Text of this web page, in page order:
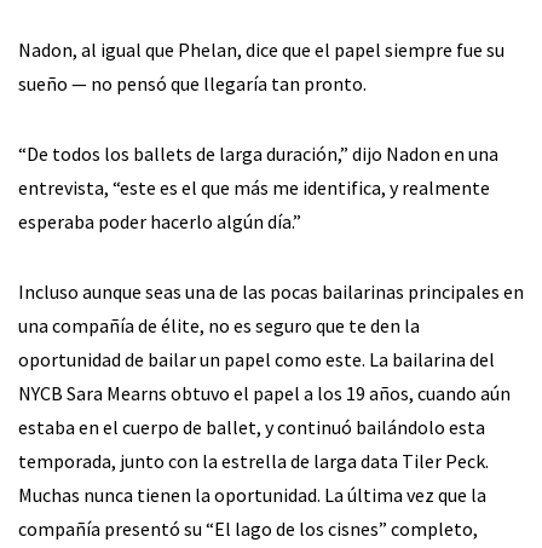
Nadon, al igual que Phelan, dice que el papel siempre fue su
sueño — no pensó que llegaría tan pronto.
“De todos los ballets de larga duración,” dijo Nadon en una
entrevista, “este es el que más me identifica, y realmente
esperaba poder hacerlo algún día.”
Incluso aunque seas una de las pocas bailarinas principales en
una compañía de élite, no es seguro que te den la
oportunidad de bailar un papel como este. La bailarina del
NYCB Sara Mearns obtuvo el papel a los 19 años, cuando aún
estaba en el cuerpo de ballet, y continuó bailándolo esta
temporada, junto con la estrella de larga data Tiler Peck.
Muchas nunca tienen la oportunidad. La última vez que la
compañía presentó su “El lago de los cisnes” completo,